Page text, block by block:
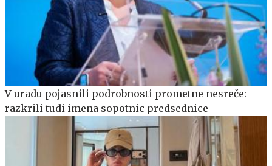
V uradu pojasnili podrobnosti prometne nesreče:
razkrili tudi imena sopotnic predsednice